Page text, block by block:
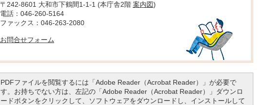
〒242-8601 大和市下鶴間1-1-1 (本庁舎2階 案内図)
電話：046-260-5164
ファックス：046-263-2080
お問合せフォーム
PDFファイルを閲覧するには「Adobe Reader（Acrobat Reader）」が必要で
す。お持ちでない方は、左記の「Adobe Reader（Acrobat Reader）」ダウンロ
ードボタンをクリックして、ソフトウェアをダウンロードし、インストールして